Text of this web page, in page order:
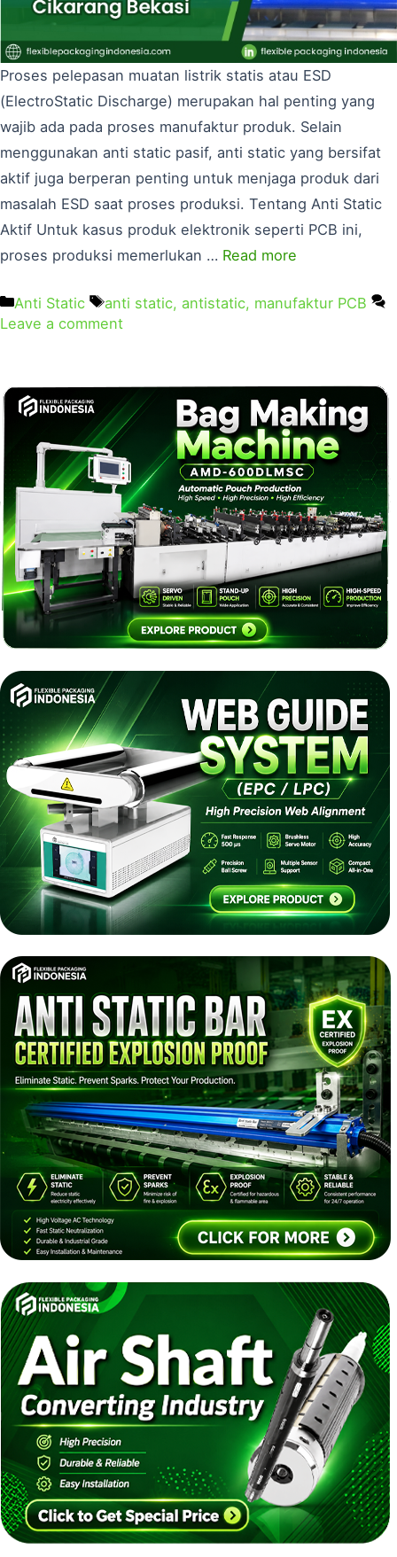
Proses pelepasan muatan listrik statis atau ESD
(ElectroStatic Discharge) merupakan hal penting yang
wajib ada pada proses manufaktur produk. Selain
menggunakan anti static pasif, anti static yang bersifat
aktif juga berperan penting untuk menjaga produk dari
masalah ESD saat proses produksi. Tentang Anti Static
Aktif Untuk kasus produk elektronik seperti PCB ini,
proses produksi memerlukan … Read more
Anti Static anti static, antistatic, manufaktur PCB
Leave a comment